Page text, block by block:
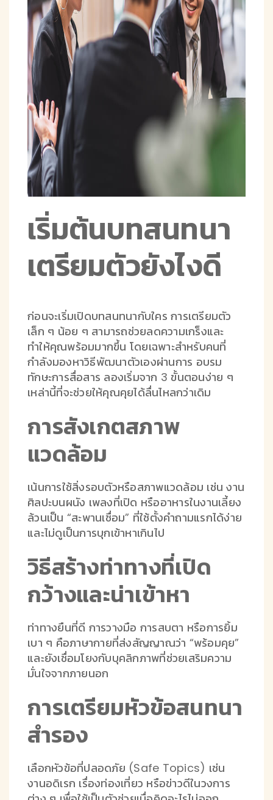
เริ่มต้นบทสนทนา
เตรียมตัวยังไงดี
ก่อนจะเริ่มเปิดบทสนทนากับใคร การเตรียมตัว
เล็ก ๆ น้อย ๆ สามารถช่วยลดความเกร็งและ
ทำให้คุณพร้อมมากขึ้น โดยเฉพาะสำหรับคนที่
กำลังมองหาวิธีพัฒนาตัวเองผ่านการ อบรม
ทักษะการสื่อสาร ลองเริ่มจาก 3 ขั้นตอนง่าย ๆ
เหล่านี้ที่จะช่วยให้คุณคุยได้ลื่นไหลกว่าเดิม
การสังเกตสภาพ
แวดล้อม
เน้นการใช้สิ่งรอบตัวหรือสภาพแวดล้อม เช่น งาน
ศิลปะบนผนัง เพลงที่เปิด หรืออาหารในงานเลี้ยง
ล้วนเป็น “สะพานเชื่อม” ที่ใช้ตั้งคำถามแรกได้ง่าย
และไม่ดูเป็นการบุกเข้าหาเกินไป
วิธีสร้างท่าทางที่เปิด
กว้างและน่าเข้าหา
ท่าทางยืนที่ดี การวางมือ การสบตา หรือการยิ้ม
เบา ๆ คือภาษากายที่ส่งสัญญาณว่า “พร้อมคุย”
และยังเชื่อมโยงกับบุคลิกภาพที่ช่วยเสริมความ
มั่นใจจากภายนอก
การเตรียมหัวข้อสนทนา
สำรอง
เลือกหัวข้อที่ปลอดภัย (Safe Topics) เช่น
งานอดิเรก เรื่องท่องเที่ยว หรือข่าวดีในวงการ